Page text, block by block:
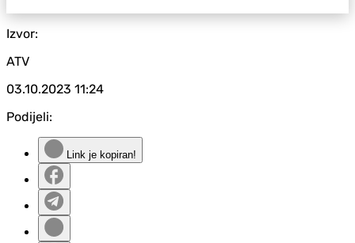
Izvor:
ATV
03.10.2023 11:24
Podijeli:
Link je kopiran!